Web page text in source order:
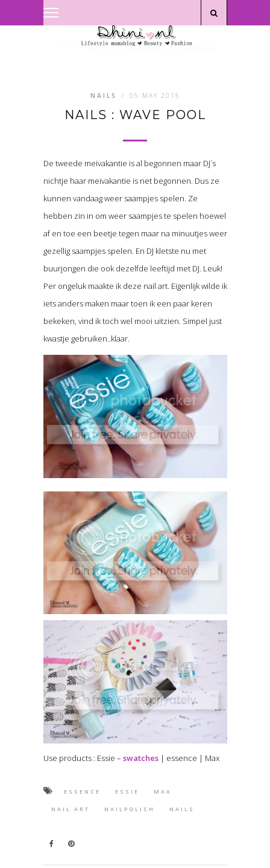
NAILS / 05 MAY 2015
NAILS : WAVE POOL
De tweede meivakantie is al begonnen maar DJ`s
nichtje haar meivakantie is net begonnen. Dus ze
kunnen vandaag weer saampjes spelen. Ze
hebben zin in om weer saampjes te spelen hoewel
af en toe een beetje tegen maar na minuutjes weer
gezellig saampjes spelen. En DJ kletste nu met
buurjongen die ook dezelfde leeftijd met DJ. Leuk!
Per ongeluk maakte ik deze nail art. Eigenlijk wilde ik
iets anders maken maar toen ik een paar keren
bekeken, vind ik toch wel mooi uitzien. Simpel just
kwastje gebruiken..klaar.
Use products : Essie – swatches| essence | Max
ESSENCE ESSIE MAX
NAIL ART NAILPOLISH NAILS